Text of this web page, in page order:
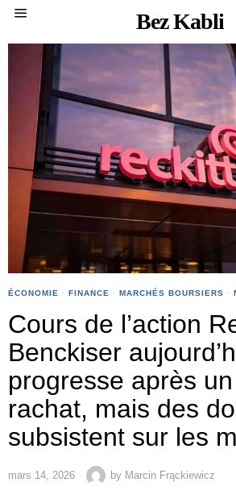
Bez Kabli
ÉCONOMIE · FINANCE · MARCHÉS BOURSIERS ·
Cours de l’action
Benckiser
progresse après
rachat, mais des
subsistent sur les
mars 14, 2026 by Marcin Frąckiewicz